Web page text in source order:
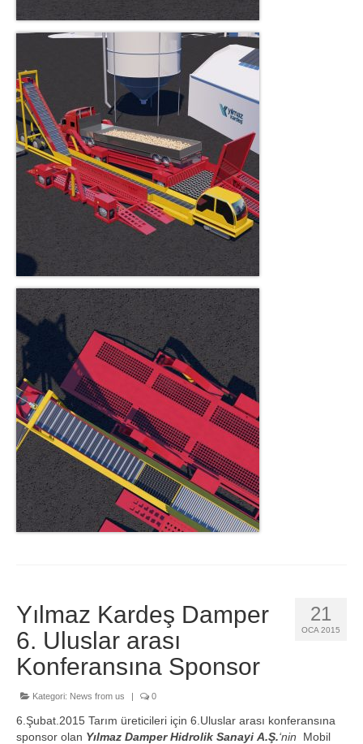
21
OCA 2015
Yılmaz Kardeş Damper
6. Uluslar arası
Konferansına Sponsor
Kategori: News from us | 0
6.Şubat.2015 Tarım üreticileri için 6.Uluslar arası konferansına
sponsor olan Yılmaz Damper Hidrolik Sanayi A.Ş.‘nin
Mobil